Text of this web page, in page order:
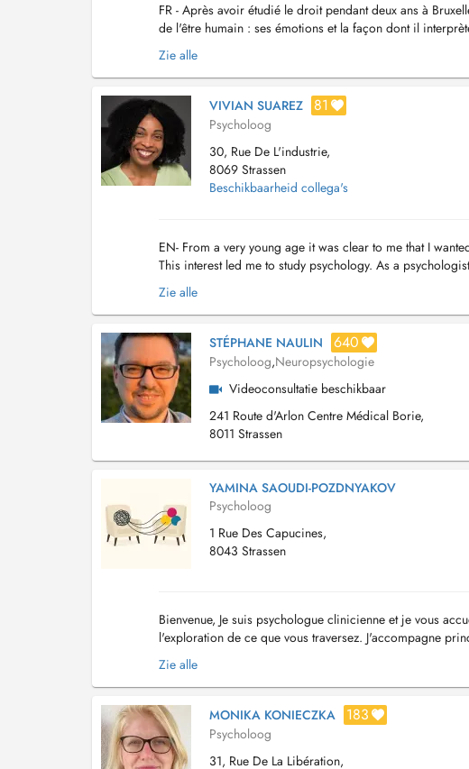
FR - Après avoir étudié le droit pendant deux ans à
de l'être humain : ses émotions et la façon dont il
Diplômée de l'Université Libre de Bruxell...
Zie alle
VIVIAN SUAREZ 81
Psycholoog
30, Rue De L'industrie,
8069 Strassen
Beschikbaarheid collega's
EN- From a very young age it was clear to me that I
This interest led me to study psychology. As a
de Bruxelles, the well-being of the peo...
Zie alle
STÉPHANE NAULIN 640
Psycholoog,Neuropsychologie
Videoconsultatie beschikbaar
241 Route d'Arlon Centre Médical Borie,
8011 Strassen
YAMINA SAOUDI-POZDNYAKOV
Psycholoog
1 Rue Des Capucines,
8043 Strassen
Bienvenue, Je suis psychologue clinicienne et je vous
l'exploration de ce que vous traversez. J'accompagne
émotionnelle Anxiété, dépression, vécu traumati...
Zie alle
MONIKA KONIECZKA 183
Psycholoog
31, Rue De La Libération,